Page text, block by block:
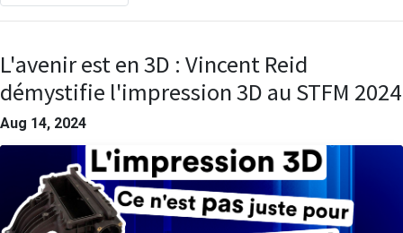
L'avenir est en 3D : Vincent Reid
démystifie l'impression 3D au STFM 2024
Aug 14, 2024